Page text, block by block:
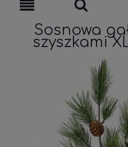
Sosnowa
szyszkami